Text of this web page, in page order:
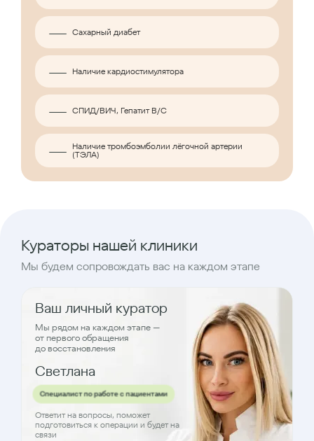
Сахарный диабет
Наличие кардиостимулятора
СПИД/ВИЧ, Гепатит B/C
Наличие тромбоэмболии лёгочной артерии
(ТЭЛА)
Кураторы нашей клиники
Мы будем сопровождать вас на каждом этапе
Ваш личный куратор
Мы рядом на каждом этапе —
от первого обращения
до восстановления
Светлана
Специалист по работе с пациентами
Ответит на вопросы, поможет
подготовиться к операции и будет на
связи